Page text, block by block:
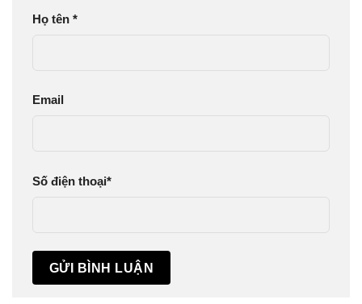
Họ tên *
Email
Số điện thoại*